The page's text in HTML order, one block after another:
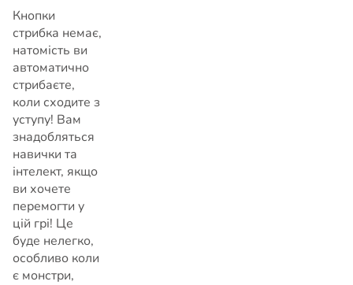
Кнопки
стрибка немає,
натомість ви
автоматично
стрибаєте,
коли сходите з
уступу! Вам
знадобляться
навички та
інтелект, якщо
ви хочете
перемогти у
цій грі! Це
буде нелегко,
особливо коли
є монстри,